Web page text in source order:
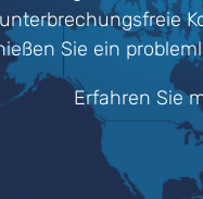
Sie ein
Erfahren Sie